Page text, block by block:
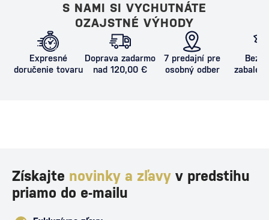
S NAMI SI VYCHUTNÁTE
OZAJSTNÉ VÝHODY
Expresné
doručenie tovaru
Doprava zadarmo
nad 120,00 €
7 predajní pre
osobný odber
Získajte novinky a zľavy v predstihu
priamo do e-mailu